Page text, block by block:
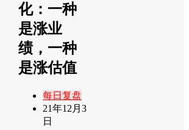
化：一种
是涨业
绩，一种
是涨估值
每日复盘
21年12月3
日